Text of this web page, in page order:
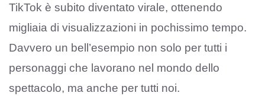
TikTok è subito diventato virale, ottenendo
migliaia di visualizzazioni in pochissimo tempo.
Davvero un bell’esempio non solo per tutti i
personaggi che lavorano nel mondo dello
spettacolo, ma anche per tutti noi.